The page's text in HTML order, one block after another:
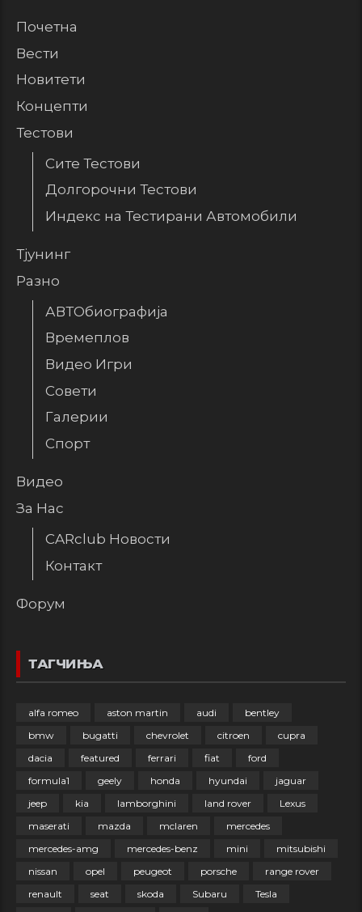
Почетна
Вести
Новитети
Концепти
Тестови
Сите Тестови
Долгорочни Тестови
Индекс на Тестирани Автомобили
Тјунинг
Разно
АВТОбиографија
Времеплов
Видео Игри
Совети
Галерии
Спорт
Видео
За Нас
CARclub Новости
Контакт
Форум
ТАГЧИЊА
alfa romeo aston martin audi
bentley
bmw
bugatti chevrolet citroen
cupra
dacia
featured ferrari fiat
ford
formula1
geely honda hyundai
jaguar
jeep
kia lamborghini land rover
Lexus
maserati
mazda mclaren
mercedes
mercedes-amg
mercedes-benz mini
mitsubishi
nissan
opel peugeot porsche
range rover
renault
seat skoda Subaru
Tesla